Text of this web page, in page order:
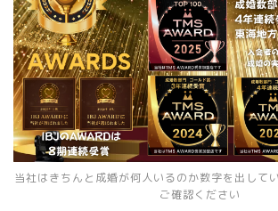
当社はきちんと成婚が何人いるのか数字を出して
ご確認ください